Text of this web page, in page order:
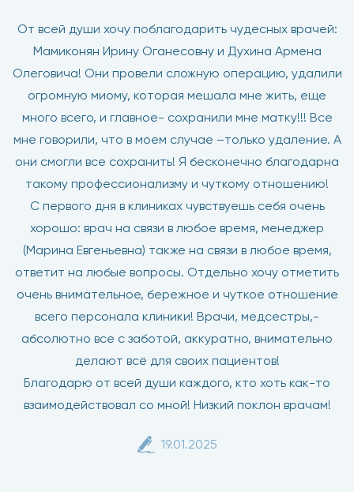
От всей души хочу поблагодарить чудесных врачей:
Мамиконян Ирину Оганесовну и Духина Армена
Олеговича! Они провели сложную операцию, удалили
огромную миому, которая мешала мне жить, еще
много всего, и главное- сохранили мне матку!!! Все
мне говорили, что в моем случае –только удаление. А
они смогли все сохранить! Я бесконечно благодарна
такому профессионализму и чуткому отношению!
С первого дня в клиниках чувствуешь себя очень
хорошо: врач на связи в любое время, менеджер
(Марина Евгеньевна) также на связи в любое время,
ответит на любые вопросы. Отдельно хочу отметить
очень внимательное, бережное и чуткое отношение
всего персонала клиники! Врачи, медсестры,-
абсолютно все с заботой, аккуратно, внимательно
делают всё для своих пациентов!
Благодарю от всей души каждого, кто хоть как-то
взаимодействовал со мной! Низкий поклон врачам!
19.01.2025